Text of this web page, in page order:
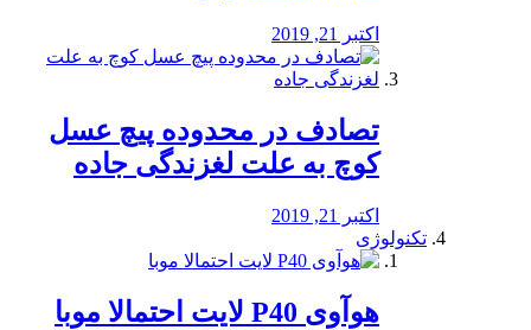
اکتبر 21, 2019
تصادف در محدوده پیچ عسل
کوچ به علت لغزندگی جاده
اکتبر 21, 2019
تکنولوژی
هوآوی P40 لایت احتمالا موبا